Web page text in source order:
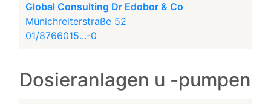
Global Consulting Dr Edobor & Co
Münichreiterstraße 52
01/8766015...-0
Dosieranlagen u -pumpen